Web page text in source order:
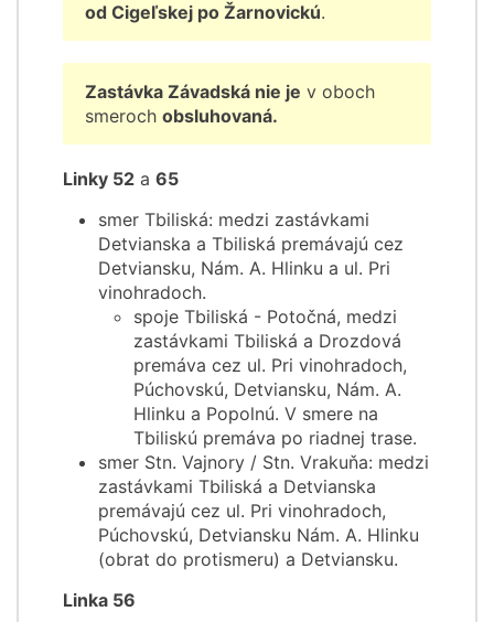
od Cigeľskej po Žarnovickú.
Zastávka Závadská nie je v oboch
smeroch obsluhovaná.
Linky 52 a 65
smer Tbiliská: medzi zastávkami
Detvianska a Tbiliská premávajú cez
Detviansku, Nám. A. Hlinku a ul. Pri
vinohradoch.
spoje Tbiliská - Potočná, medzi
zastávkami Tbiliská a Drozdová
premáva cez ul. Pri vinohradoch,
Púchovskú, Detviansku, Nám. A.
Hlinku a Popolnú. V smere na
Tbiliskú premáva po riadnej trase.
smer Stn. Vajnory / Stn. Vrakuňa: medzi
zastávkami Tbiliská a Detvianska
premávajú cez ul. Pri vinohradoch,
Púchovskú, Detviansku Nám. A. Hlinku
(obrat do protismeru) a Detviansku.
Linka 56